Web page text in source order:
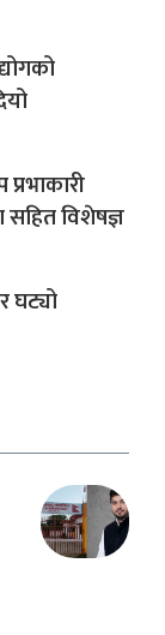
सहित विशेषज्ञ
घट्यो